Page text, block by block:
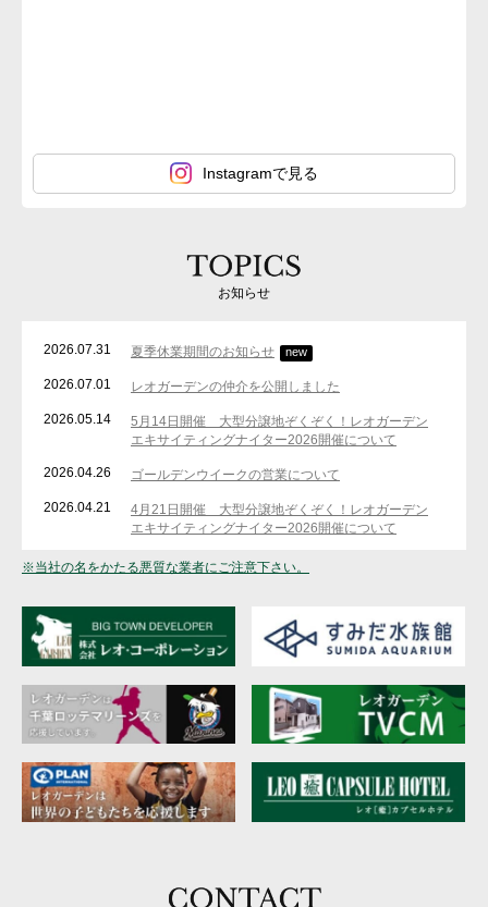
Instagramで見る
お知らせ
2026.07.31 夏季休業期間のお知らせ new
2026.07.01 レオガーデンの仲介を公開しました
2026.05.14
5月14日開催 大型分譲地ぞくぞく！レオガーデン
エキサイティングナイター2026開催について
2026.04.26 ゴールデンウイークの営業について
2026.04.21
4月21日開催 大型分譲地ぞくぞく！レオガーデン
エキサイティングナイター2026開催について
2026.04.16 中東情勢に伴う弊社の対応について
2026.02.13 造成工事のお知らせを更新しました
2025.12.29 年末年始の営業期間について
2025.12.26 造成工事のお知らせを更新しました
※当社の名をかたる悪質な業者にご注意下さい。